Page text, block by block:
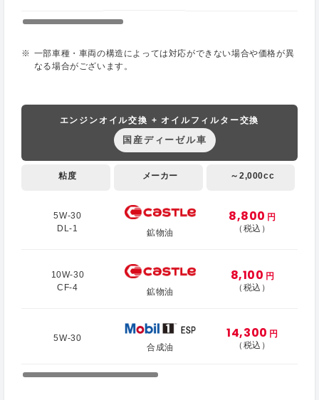
一部車種・車両の構造によっては対応ができない場合や価格が異
なる場合がございます。
エンジンオイル交換 + オイルフィルター交換
国産ディーゼル車
粘度 メーカー ～2,000cc
5W-30
DL-1
鉱物油
8,800 円
（税込）
10W-30
CF-4
鉱物油
8,100 円
（税込）
5W-30
合成油
14,300 円
（税込）